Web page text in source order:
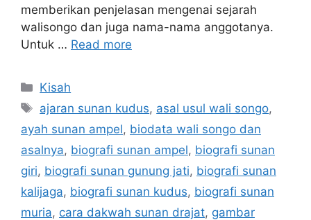
memberikan penjelasan mengenai sejarah
walisongo dan juga nama-nama anggotanya.
Untuk … Read more
Categories
Kisah
Tags
ajaran sunan kudus, asal usul wali songo,
ayah sunan ampel, biodata wali songo dan
asalnya, biografi sunan ampel, biografi sunan
giri, biografi sunan gunung jati, biografi sunan
kalijaga, biografi sunan kudus, biografi sunan
muria, cara dakwah sunan drajat, gambar